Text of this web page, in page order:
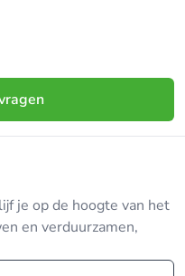
je op de hoogte van het
en verduurzamen,